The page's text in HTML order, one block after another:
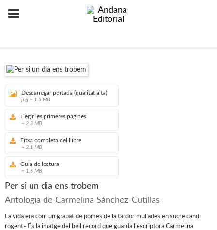
Descarregar portada (qualitat alta)
jpg ~ 1.5 MB
Llegir les primeres pàgines
~ 2.3 MB
Fitxa completa del llibre
~ 2.1 MB
Guia de lectura
~ 1.6 MB
Per si un dia ens trobem
Antologia de Carmelina Sánchez-Cutillas
La vida era com un grapat de pomes de la tardor mullades en sucre candi
rogent» És la imatge del bell record que guarda l'escriptora Carmelina